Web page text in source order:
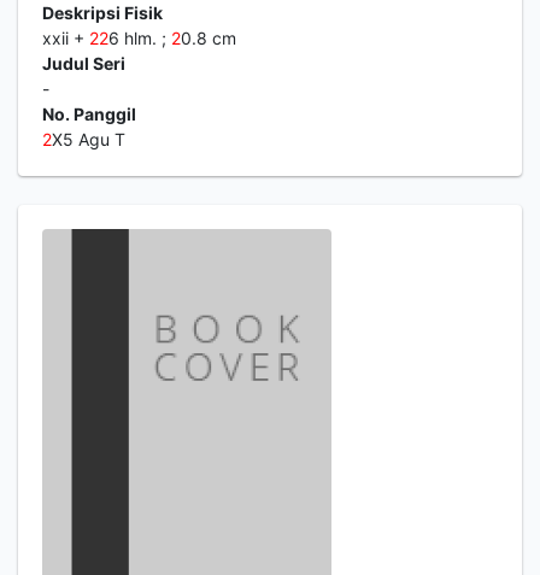
Deskripsi Fisik
xxii + 226 hlm. ; 20.8 cm
Judul Seri
-
No. Panggil
2X5 Agu T